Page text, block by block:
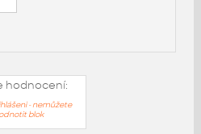
hodnocení:
- nemůžete
blok